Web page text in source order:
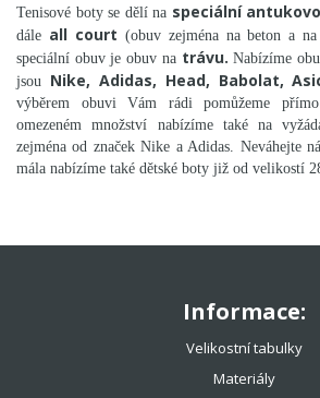
Tenisové boty se dělí na speciální
dále all court (obuv zejména na beton a
speciální obuv je obuv natrávu. Nabízíme
jsou Nike, Adidas, Head, Babolat,
výběrem obuvi Vám rádi pomůžeme
omezeném množství nabízíme také na
zejména od značek Nike a Adidas. Neváhejte
mála nabízíme také dětské boty již od velikostí
Informace:
Velikostní tabulky
Materiály